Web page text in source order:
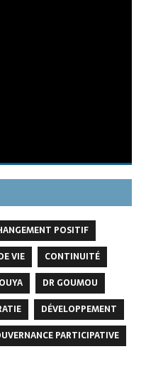
POSITIF
VIE
CONTINUITÉ
DR GOUMOU
DÉVELOPPEMENT
PARTICIPATIVE